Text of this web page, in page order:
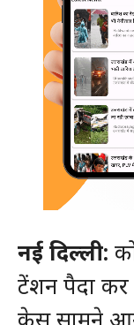
नई दिल्ली:
टेंशन पैदा कर
केस सामने